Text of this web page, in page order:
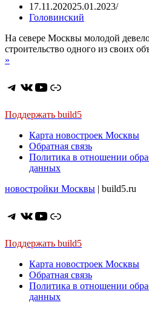
17.11.202025.01.2023
Головинский
На севере Москвы молодой
строительство одного из своих
»
Водном.
класс
метро
парком
Telegram
ВКонтакте
YouTube
Ссылка
Поддержать build5
Карта новостроек Москвы
Обратная связь
Политика в отношении
данных
новостройки Москвы | build5.ru
Telegram
ВКонтакте
YouTube
Ссылка
Поддержать build5
Карта новостроек Москвы
Обратная связь
Политика в отношении
данных